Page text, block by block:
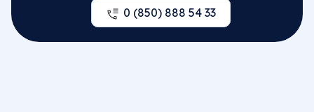
0 (850) 888 54 33